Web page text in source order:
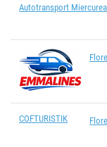
Autotransport
COFTURISTIK